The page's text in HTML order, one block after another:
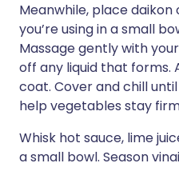
Meanwhile, place
you’re using in a small
Massage gently with
off any liquid that forms.
coat. Cover and chill
help vegetables stay
Whisk hot sauce, lime
a small bowl. Season